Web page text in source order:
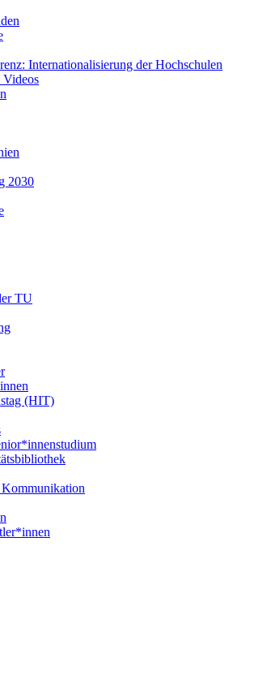
Internationalisierung der Hochschulen
Videos
2030
TU
(HIT)
Kommunikation